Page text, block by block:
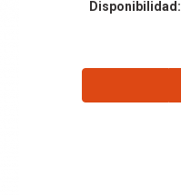
Disponibilidad: